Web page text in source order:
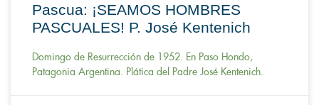
Pascua: ¡SEAMOS HOMBRES
PASCUALES! P. José Kentenich
Domingo de Resurrección de 1952. En Paso Hondo,
Patagonia Argentina. Plática del Padre José Kentenich.